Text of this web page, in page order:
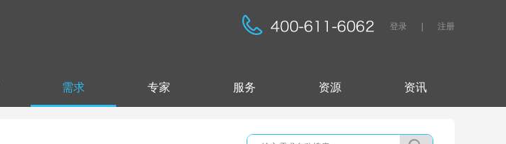
登录 注册
需求 专家 服务 资源 资讯